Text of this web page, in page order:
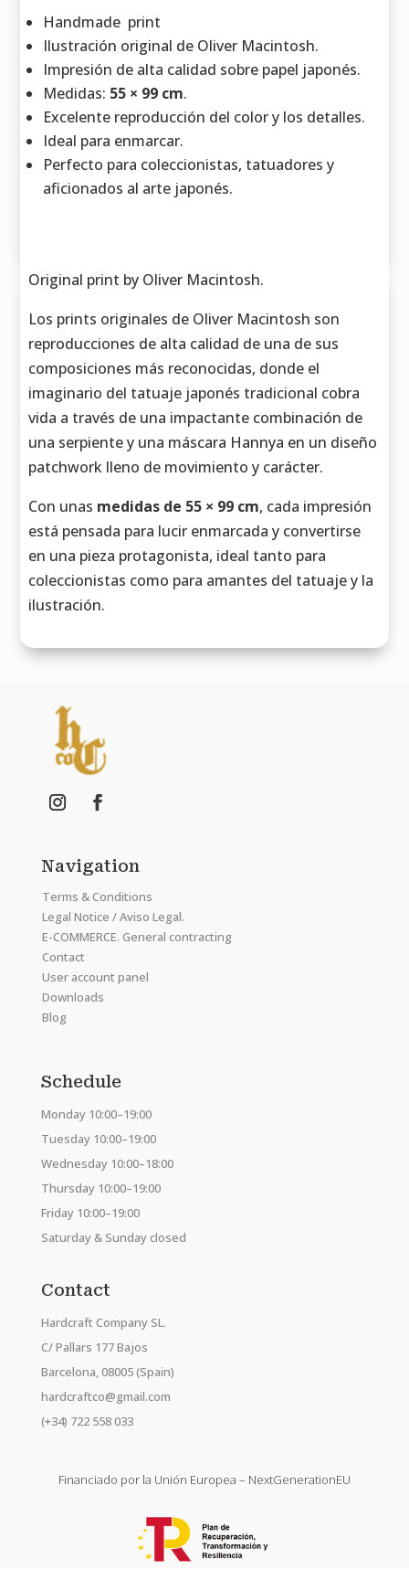
Handmade print
Ilustración original de Oliver Macintosh.
Impresión de alta calidad sobre papel japonés.
Medidas: 55 × 99 cm.
Excelente reproducción del color y los detalles.
Ideal para enmarcar.
Perfecto para coleccionistas, tatuadores y
aficionados al arte japonés.
Original print by Oliver Macintosh.
Los prints originales de Oliver Macintosh son
reproducciones de alta calidad de una de sus
composiciones más reconocidas, donde el
imaginario del tatuaje japonés tradicional cobra
vida a través de una impactante combinación de
una serpiente y una máscara Hannya en un diseño
patchwork lleno de movimiento y carácter.
Con unas medidas de 55 × 99 cm, cada impresión
está pensada para lucir enmarcada y convertirse
en una pieza protagonista, ideal tanto para
coleccionistas como para amantes del tatuaje y la
ilustración.
Navigation
Terms & Conditions
Legal Notice / Aviso Legal.
E-COMMERCE. General contracting
Contact
User account panel
Downloads
Blog
Schedule
Monday 10:00–19:00
Tuesday 10:00–19:00
Wednesday 10:00–18:00
Thursday 10:00–19:00
Friday 10:00–19:00
Saturday & Sunday closed
Contact
Hardcraft Company SL.
C/ Pallars 177 Bajos
Barcelona, 08005 (Spain)
hardcraftco@gmail.com
(+34) 722 558 033
Financiado por la Unión Europea – NextGenerationEU